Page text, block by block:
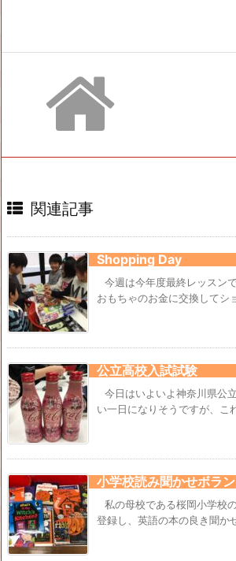
関連記事
Shopping Day
今週は今年度最終レッスン
おもちゃのお金に交換してシ
公立高校入試試験
今日はいよいよ神奈川県公
い一日になりそうですが、こ
小学校読み聞かせボラ
私の母校である桜岡小学校
登録し、英語の本の良き聞か